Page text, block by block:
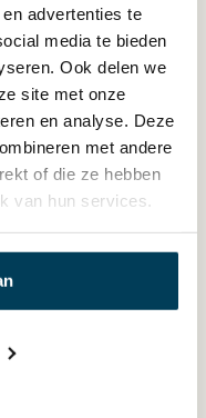
advertenties te
media te bieden
Ook delen we
site met onze
en analyse. Deze
met andere
of die ze hebben
van hun services.
import, geen
vakmanschap
wordt op maat
Bijzondere wensen?
bed aan jou aan,
werkt alleen
gecontroleerd op
opende Avek een